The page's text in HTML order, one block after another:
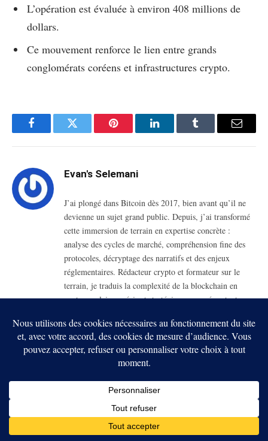
L’opération est évaluée à environ 408 millions de
dollars.
Ce mouvement renforce le lien entre grands
conglomérats coréens et infrastructures crypto.
FacebookTwitter Pinterest LinkedInTumblr Email
Evan's Selemani
J’ai plongé dans Bitcoin dès 2017, bien avant qu’il ne
devienne un sujet grand public. Depuis, j’ai transformé
cette immersion de terrain en expertise concrète :
analyse des cycles de marché, compréhension fine des
protocoles, décryptage des narratifs et des enjeux
réglementaires. Rédacteur crypto et formateur sur le
terrain, je traduis la complexité de la blockchain en
contenus clairs, précis et stratégiques, pensés autant pour
RELATEDPOSTS